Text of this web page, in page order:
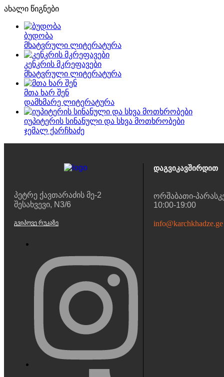
ახალი წიგნები
ბუდობა
მხატვრული ლიტერატურა
კენკრის მკრეფავები
მხატვრული ლიტერატურა
მთა ხარ შენ
დამხმარე ლიტერატურა
იუპიტერის სინანული და სხვა მოთხრობები
ჯემალ ქარჩხაძე
პეტრე ქავთარაძის მე-2
შესახვევი, N3/6
ᲒᲕᲘᲞᲝᲕᲔ ᲠᲣᲙᲐᲖᲔ
Დაგვიკავშირდით
ორშაბათი-
10:00-19:00
info@karchkhadze.ge